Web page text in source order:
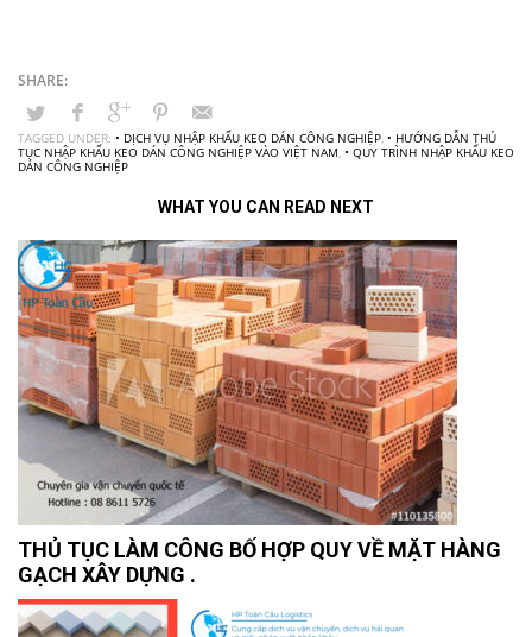
TAGGED UNDER: • DỊCH VỤ NHẬP KHẨU KEO DÁN CÔNG NGHIỆP • HƯỚNG DẪN THỦ
TỤC NHẬP KHẨU KEO DÁN CÔNG NGHIỆP VÀO VIỆT NAM • QUY TRÌNH NHẬP KHẨU KEO
DÁN CÔNG NGHIỆP
WHAT YOU CAN READ NEXT
THỦ TỤC LÀM CÔNG BỐ HỢP QUY VỀ MẶT HÀNG
GẠCH XÂY DỰNG .